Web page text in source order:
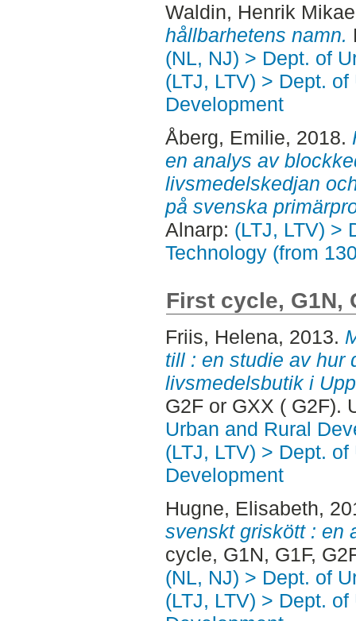
Waldin, Henrik
hållbarhetens namn.
(NL, NJ) > Dept. of
(LTJ, LTV) > Dept.
Development
Åberg, Emilie, 2018.
en analys av
livsmedelskedjan
på svenska
Alnarp: (LTJ, LTV) >
Technology (from
First cycle, G1N,
Friis, Helena, 2013.
till : en studie av hur
livsmedelsbutik i
G2F or GXX ( G2F).
Urban and Rural
(LTJ, LTV) > Dept.
Development
Hugne, Elisabeth,
svenskt griskött : en
cycle, G1N, G1F,
(NL, NJ) > Dept. of
(LTJ, LTV) > Dept.